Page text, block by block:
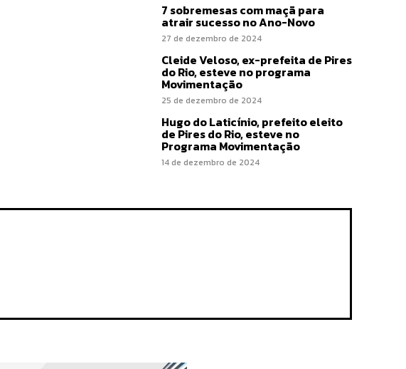
7 sobremesas com maçã para
atrair sucesso no Ano-Novo
27 de dezembro de 2024
Cleide Veloso, ex-prefeita de Pires
do Rio, esteve no programa
Movimentação
25 de dezembro de 2024
Hugo do Laticínio, prefeito eleito
de Pires do Rio, esteve no
Programa Movimentação
14 de dezembro de 2024